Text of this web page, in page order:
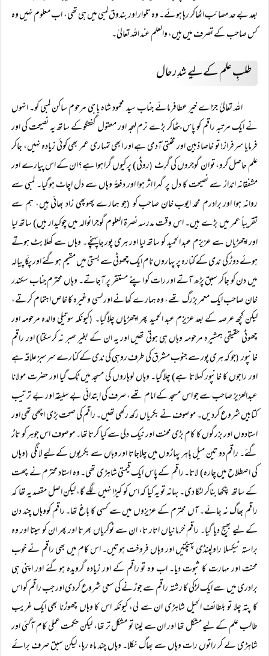
بعد بے حد مصائب اٹھاکر رہا ہوئے۔ وہ تلوار اور بندوق لمبی میں ہی تھی، اب معلوم نہیں وہ
کس صاحب کے تصرف میں ہیں، والعلم عند اللہ تعالیٰ۔
طلبِ علم کے لیے شدِ رحال
اللہ تعالیٰ جزاے خیر عطافرمائے جناب سید محمود شاہ باجی مرحوم ساکن لمبی کو۔ انہوں
نے ایک مرتبہ راقم کو پاس بٹھاکر بڑے نرم لہجہ اور معقول گفتگوکے ساتھ یہ نصیحت کی اور
فرمایا سرفراز! تو خاصا ذہین اور محنتی آدمی ہے اور ابھی تمہاری عمر بھی کوئی زیادہ نہیں، جاکر
علم حاصل کرو، تو ان گوجروں کی گرِٹ (روٹی) پر کیوں گرا ہوا ہے؟ان کے اس پیارے اور
مشفقانہ انداز سے نصیحت کا دل پر گہرا اثر ہوا اور دفعۃً وہاں سے دل اچاٹ ہوگیا۔ لمبی سے
روانہ ہوا اور برادرم محمد ایوب خان صاحب کو(جو ہمارے پھوپھی زاد بھائی ہیں، ہم سے
تقریباً عمر میں بڑے ہیں۔ اس وقت مدرسہ نصرۃ العلوم گوجرانوالہ میں چوکیدار ہیں) ساتھ لیا
اور اچھڑیاں سے عزیزم عبد الحمید کو ساتھ لیا اور ہری پور جاپہنچے۔ وہاں سے کھلابٹ ہوتے
ہوئے دوڑ کی ندی کے کنارہ پر پہاروں نام ایک چھوٹی سے بستی میں مقیم ہوگئے اور پکّا پیالہ
میں دن کو جاکر سبق پڑھ آتے اور رات کو اپنے مستقر پر آجاتے۔ وہاں محترم جناب سکندر
خان صاحب ایک معمر بزرگ تھے، وہ ہمارے کھانے اور لسی وغیرہ کا خاص اہتمام کرتے،
لیکن کچھ عرصہ کے بعد عزیزم عبد الحمید پھر اچھڑیاں چلاگیا۔ (کیونکہ سوتیلی والدہ مرحومہ اور
چھوٹی حقیقی ہمشیرہ مرحومہ وہاں ہی ہوتی تھیں اور یہ ان کے بغیر صبر نہ کرسکتا) اور راقم
خانپور(جو کہ ہری پور سے جنوب مشرق کی طرف روہی کی ندی کے کنارے سرسبز علاقہ ہے
اور راجوں کا خانپور کہلاتا ہے) چلاگیا۔ وہاں لوہاروں کی مسجد میں ٹِک گیا اور حضرت مولانا
عبدالعزیز صاحب سے جو اس مسجد کے امام تھے، صرف کی ابتدائی بے سلیقہ اور بے ترتیب
کتابیں شروع کردیں۔ موصوف نے بکریاں رکھ رکھی تھیں۔ راقم کی صحت بڑی اچھی تھی اور
استادوں اور بزرگوں کا کام بڑی محنت اور نیک دلی سے کیا کرتا تھا۔ موصوف اس جوہر کو تاڑ
گئے۔ راقم دو تین میل باہر پہاڑوں میں چلاجاتا اور وہاں سے بکریوں کے لیے لانگی (وہاں
کی اصطلاح میں چارہ) لاتا۔ راقم کے پاس ایک قیمتی شاہڑی تھی۔ وہ استاد محترم نے چھت
کے ساتھ پنکھا بناکر لٹکا دی۔ بہانہ تو یہ کیا کہ اس کو کیڑا نہیں لگے گا، لیکن اصل مقصد یہ تھا کہ
راقم بھاگ نہ جائے۔ آں محترم کے عزیزوں میں سے کسی کا باغ تھا۔ راقم کووہاں چند دن
کے لیے بھیج دیا گیا۔ راقم خرمانیاں اتار تا، ان سے ٹوکریاں بھرتا اور پھر ان کو سیتا اور وہ
براستہ ٹیکسلا راولپنڈی پہنچتیں اور وہاں فروخت ہوتیں۔ اس کام میں بھی راقم نے خوب
محنت اور مہارت کا ثبوت دیا۔ اب وہ تو راقم کے اور زیادہ گرویدہ ہوگئے اور اپنی ہی
برادری میں سے ایک لڑکی کا رشتہ راقم سے جوڑنے کی سعی شروع کردی اور جب راقم کو اس
کا پتہ چلا تو بلطائف الحیل شاہڑی ان سے لی، کیونکہ اس کا وہاں چھوڑنا بھی ایک غریب
طالب علم کے لیے مشکل تھا اور ان سے لینا تو مشکل تر تھا، لیکن حکمت عملی کام آگئی اور
شاہڑی لے کر راتوں رات وہاں سے بھاگ نکلا۔ وہاں چند ماہ رہا، لیکن سبق صرف برائے